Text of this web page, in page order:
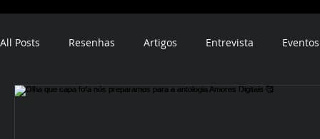
All Posts Resenhas Artigos Entrevista Eventos